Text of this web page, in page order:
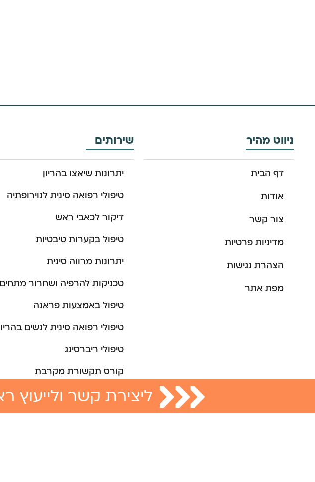
ניווט מהיר
דף הבית
אודות
צור קשר
מדיניות פרטיות
הצהרת נגישות
מפת אתר
שירותים
יתרונות שיאצו בהריון
טיפולי רפואה סינית לנוירופתיה
דיקור לכאבי ראש
טיפול בקערות טיבטיות
יתרונות מרווה סינית
טכניקות להרפיה ושחרור מתחים
טיפול באמצעות פראנה
טיפולי רפואה סינית לנשים
טיפולי ריברסינג
קורס תקשורת מקרבת
מתכוני צמחי מרפא
סדנת דמיון מודרך לילדים
ליצירת קשר ולייעוץ